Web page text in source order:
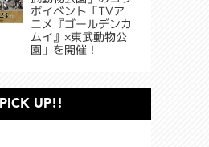
ボイベント「TVア
ニメ『ゴールデンカ
ムイ』×東武動物公
園」を開催！
PICK UP!!